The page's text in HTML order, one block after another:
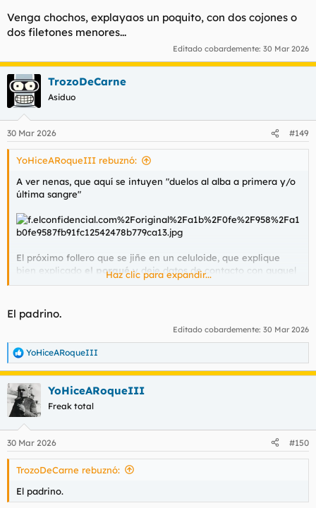
Venga chochos, explayaos un poquito, con dos cojones o
dos filetones menores...
Editado cobardemente: 30 Mar 2026
TrozoDeCarne
Asiduo
30 Mar 2026 #149
YoHiceARoqueIII rebuznó:
A ver nenas, que aquí se intuyen "duelos al alba a primera y/o
última sangre"
El próximo follero que se jiñe en un celuloide, que explique
bien explicado el porqué y deje datos de contacto con guguel
maps o wassar.
Forear es tan barato como hablar, defender una postura es
otra cosa:
o cualquier gilipollez monofrase sólo demuestra un
retraso ubercumlaude.
Venga chochos, explayaos un poquito, con dos cojones o dos
filetones menores...
Haz clic para expandir...
El padrino.
Editado cobardemente: 30 Mar 2026
R
e
a
c
c
e
s
YoHiceARoqueIII
YoHiceARoqueIII
Freak total
30 Mar 2026 #150
TrozoDeCarne rebuznó:
El padrino.